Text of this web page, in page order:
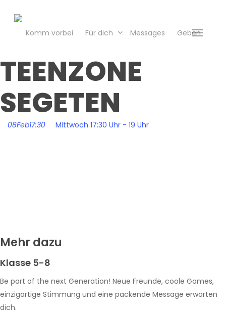
Komm vorbei Für dich Messages Geben
Menu
TEENZONE
SEGETEN
08Feb17:30 Mittwoch 17:30 Uhr - 19 Uhr
Mehr dazu
Klasse 5-8
Be part of the next Generation! Neue Freunde, coole Games,
einzigartige Stimmung und eine packende Message erwarten
dich.